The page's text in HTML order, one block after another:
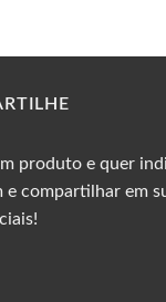
produto e quer
e compartilhar em